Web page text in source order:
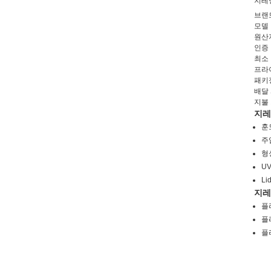
브랜
모델
원산
인증
최소
프라
패키
배달
지불
지
훈
주
형
지
플
플
플